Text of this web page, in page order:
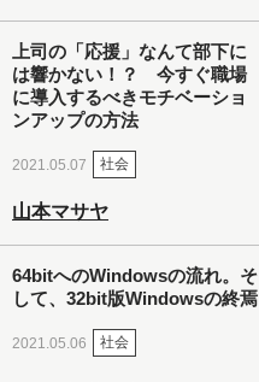
上司の「応援」なんて部下に
は響かない！？ 今すぐ職場
に導入するべきモチベーショ
ンアップの方法
2021.05.07 社会
山本マサヤ
64bitへのWindowsの流れ。そ
して、32bit版Windowsの終焉
2021.05.06 社会